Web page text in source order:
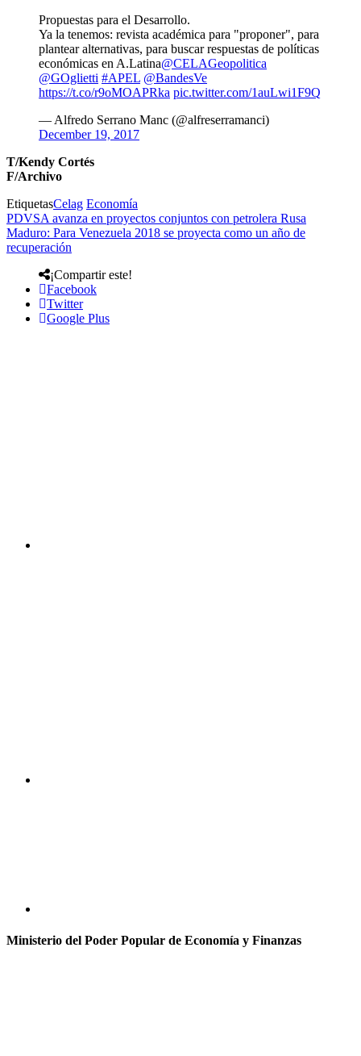
Propuestas para el Desarrollo.
Ya la tenemos: revista académica para "proponer", para
plantear alternativas, para buscar respuestas de políticas
económicas en A.Latina@CELAGeopolitica
@GOglietti #APEL @BandesVe
https://t.co/r9oMOAPRka pic.twitter.com/1auLwi1F9Q
— Alfredo Serrano Manc (@alfreserramanci)
December 19, 2017
T/Kendy Cortés
F/Archivo
EtiquetasCelag Economía
PDVSA avanza en proyectos conjuntos con petrolera Rusa
Maduro: Para Venezuela 2018 se proyecta como un año de
recuperación
¡Compartir este!
Facebook
Twitter
Google Plus
Ministerio del Poder Popular de Economía y Finanzas